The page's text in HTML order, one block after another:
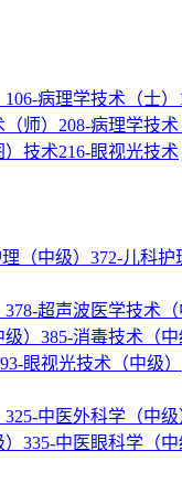
106-病理学技术（士）
师） 208-病理学技术
）技术216-眼视光技术
（中级） 372-儿科护
378-超声波医学技术（
） 385-消毒技术（中
眼视光技术（中级）
325-中医外科学（中级
335-中医眼科学（中